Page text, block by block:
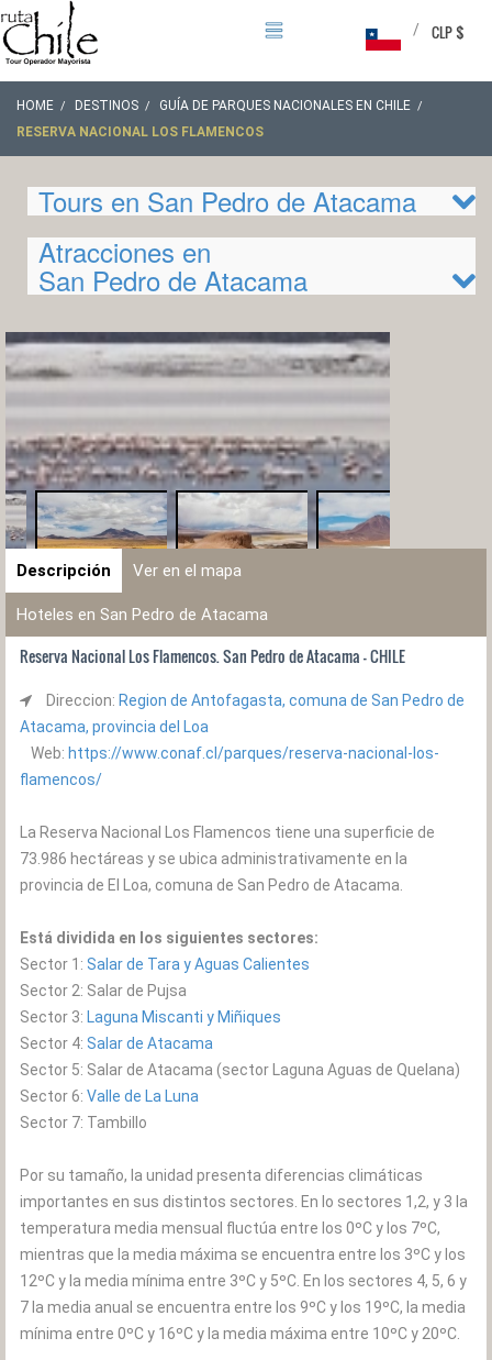
CLP $
/
HOME DESTINOS
GUÍA DE PARQUES NACIONALES EN CHILE
RESERVA NACIONAL LOS FLAMENCOS
Tours en San Pedro de Atacama
Atracciones en
San Pedro de Atacama
Descripción Ver en el mapa
Hoteles en San Pedro de Atacama
Reserva Nacional Los Flamencos. San Pedro de Atacama - CHILE
Direccion: Region de Antofagasta, comuna de San Pedro de
Atacama, provincia del Loa
Web: https://www.conaf.cl/parques/reserva-nacional-los-
flamencos/
La Reserva Nacional Los Flamencos tiene una superficie de
73.986 hectáreas y se ubica administrativamente en la
provincia de El Loa, comuna de San Pedro de Atacama.
Está dividida en los siguientes sectores:
Sector 1: Salar de Tara y Aguas Calientes
Sector 2: Salar de Pujsa
Sector 3: Laguna Miscanti y Miñiques
Sector 4: Salar de Atacama
Sector 5: Salar de Atacama (sector Laguna Aguas de Quelana)
Sector 6: Valle de La Luna
Sector 7: Tambillo
Por su tamaño, la unidad presenta diferencias climáticas
importantes en sus distintos sectores. En lo sectores 1,2, y 3 la
temperatura media mensual fluctúa entre los 0ºC y los 7ºC,
mientras que la media máxima se encuentra entre los 3ºC y los
12ºC y la media mínima entre 3ºC y 5ºC. En los sectores 4, 5, 6 y
7 la media anual se encuentra entre los 9ºC y los 19ºC, la media
mínima entre 0ºC y 16ºC y la media máxima entre 10ºC y 20ºC.